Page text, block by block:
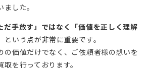
した。
だ手放す」ではなく「価値を正しく理解
という点が非常に重要です。
の価値だけでなく、ご依頼者様の想いを
を行っております。